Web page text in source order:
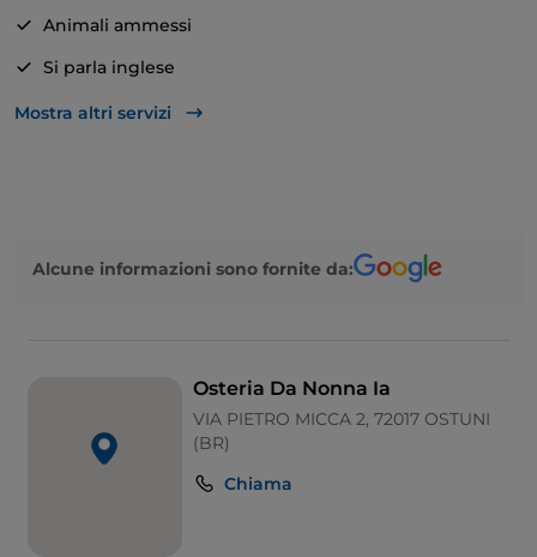
Animali ammessi
Si parla inglese
Si parla francese
Mostra altri servizi
Alcune informazioni sono fornite da:
Osteria Da Nonna Ia
VIA PIETRO MICCA 2, 72017 OSTUNI
(BR)
Chiama